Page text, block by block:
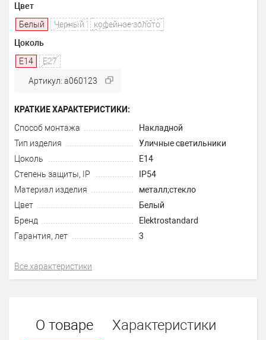
Цвет
Белый
Черный
кофейное золото
Цоколь
E14
E27
Артикул: a060123
КРАТКИЕ ХАРАКТЕРИСТИКИ:
Способ монтажа
Накладной
Тип изделия
Уличные светильники
Цоколь
E14
Степень защиты, IP
IP54
Материал изделия
металл;стекло
Цвет
Белый
Бренд
Elektrostandard
Гарантия, лет
3
Все характеристики
О товаре
Характеристики